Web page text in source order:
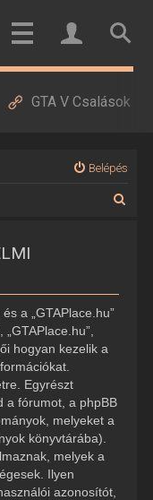
GTA V Csalások
Belépés
a „GTAPlace.hu”
hogyan kezelik a
Egyrészt
a fórumot, a phpBB
melyeket a
könyvtárába).
melyek a
Ilyen
azonosítót,